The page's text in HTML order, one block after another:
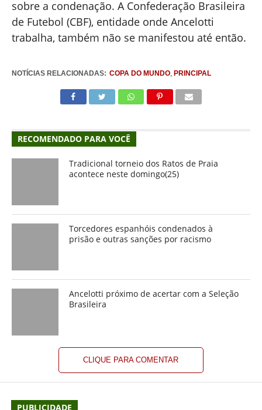
sobre a condenação. A Confederação Brasileira
de Futebol (CBF), entidade onde Ancelotti
trabalha, também não se manifestou até então.
NOTÍCIAS RELACIONADAS: COPA DO MUNDO, PRINCIPAL
RECOMENDADO PARA VOCÊ
Tradicional torneio dos Ratos de Praia
acontece neste domingo(25)
Torcedores espanhóis condenados à
prisão e outras sanções por racismo
Ancelotti próximo de acertar com a Seleção
Brasileira
CLIQUE PARA COMENTAR
PUBLICIDADE